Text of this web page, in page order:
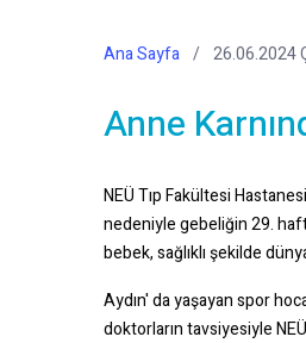
Ana Sayfa 26.06.2024
Anne
NEÜ Tıp Fakültesi
nedeniyle gebeliğin 29.
bebek, sağlıklı şekilde
Aydın' da yaşayan spor
doktorların tavsiyesiyle